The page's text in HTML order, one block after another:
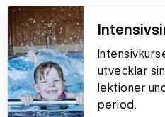
utvecklar
lektioner
period.